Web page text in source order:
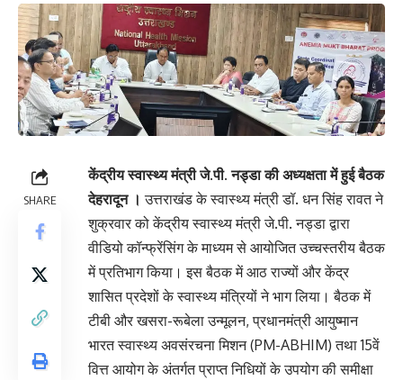
SHARE
केंद्रीय स्वास्थ्य मंत्री जे.पी. नड्डा की अध्यक्षता में हुई बैठक
देहरादून । उत्तराखंड के स्वास्थ्य मंत्री डॉ. धन सिंह रावत ने
शुक्रवार को केंद्रीय स्वास्थ्य मंत्री जे.पी. नड्डा द्वारा
वीडियो कॉन्फ्रेंसिंग के माध्यम से आयोजित उच्चस्तरीय बैठक
में प्रतिभाग किया। इस बैठक में आठ राज्यों और केंद्र
शासित प्रदेशों के स्वास्थ्य मंत्रियों ने भाग लिया। बैठक में
टीबी और खसरा-रूबेला उन्मूलन, प्रधानमंत्री आयुष्मान
भारत स्वास्थ्य अवसंरचना मिशन (PM-ABHIM) तथा 15वें
वित्त आयोग के अंतर्गत प्राप्त निधियों के उपयोग की समीक्षा